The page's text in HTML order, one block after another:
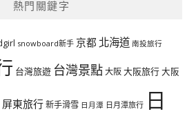
熱門關鍵字
snowboard新手 京都 北海道 南投旅行
台灣旅遊 台灣景點大阪大阪旅行大阪
屏東旅行新手滑雪 日月潭 日月潭旅行 日